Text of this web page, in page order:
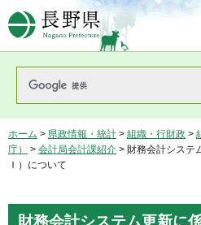
長野県Nagano
ホーム > 県政情報・統計 > 組織・行財政 >
庁）
> 会計局会計課紹介 > 財務会計システ
Ｉ）について
財務会計システム更新に